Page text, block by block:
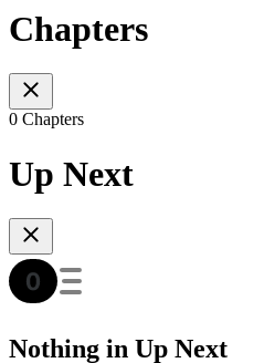
Chapters
0 Chapters
Up Next
Nothing in Up Next